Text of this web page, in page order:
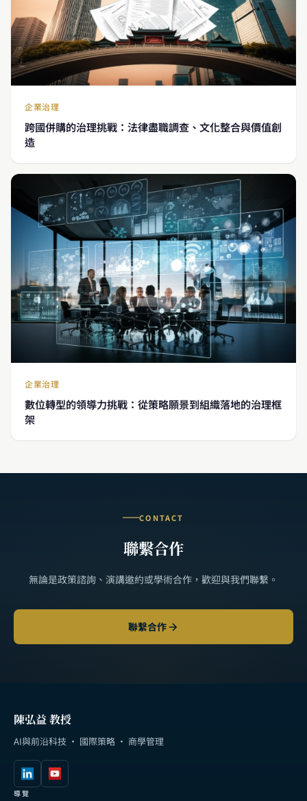
企業治理
跨國併購的治理挑戰：法律盡職調查、文化整合與價值創
造
企業治理
數位轉型的領導力挑戰：從策略願景到組織落地的治理框
架
CONTACT
聯繫合作
無論是政策諮詢、演講邀約或學術合作，歡迎與我們聯繫。
聯繫合作
陳弘益 教授
AI與前沿科技 · 國際策略 · 商學管理
導覽